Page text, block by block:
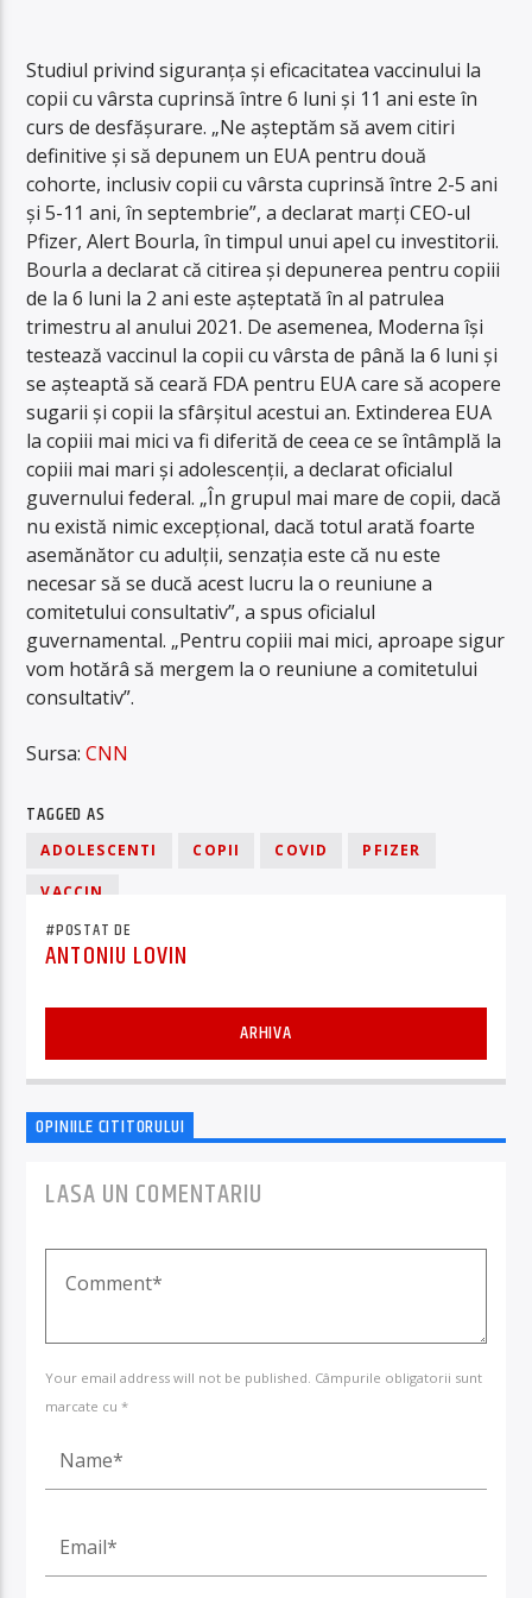
Studiul privind siguranța și eficacitatea vaccinului la
copii cu vârsta cuprinsă între 6 luni și 11 ani este în
curs de desfășurare. „Ne așteptăm să avem citiri
definitive și să depunem un EUA pentru două
cohorte, inclusiv copii cu vârsta cuprinsă între 2-5 ani
și 5-11 ani, în septembrie”, a declarat marți CEO-ul
Pfizer, Alert Bourla, în timpul unui apel cu investitorii.
Bourla a declarat că citirea și depunerea pentru copiii
de la 6 luni la 2 ani este așteptată în al patrulea
trimestru al anului 2021. De asemenea, Moderna își
testează vaccinul la copii cu vârsta de până la 6 luni și
se așteaptă să ceară FDA pentru EUA care să acopere
sugarii și copii la sfârșitul acestui an. Extinderea EUA
la copiii mai mici va fi diferită de ceea ce se întâmplă la
copiii mai mari și adolescenții, a declarat oficialul
guvernului federal. „În grupul mai mare de copii, dacă
nu există nimic excepțional, dacă totul arată foarte
asemănător cu adulții, senzația este că nu este
necesar să se ducă acest lucru la o reuniune a
comitetului consultativ”, a spus oficialul
guvernamental. „Pentru copiii mai mici, aproape sigur
vom hotărâ să mergem la o reuniune a comitetului
consultativ”.
Sursa:CNN
TAGGED AS
ADOLESCENTI COPII COVID PFIZER
VACCIN
#POSTAT DE
ANTONIU LOVIN
ARHIVA
OPINIILE CITITORULUI
LASA UN COMENTARIU
Your email address will not be published. Câmpurile obligatorii sunt
marcate cu *